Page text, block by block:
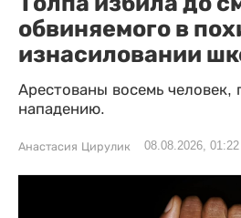
обвиняемого в
изнасиловании
Арестованы восемь человек,
нападению.
Анастасия Цирулик 08.08.2026, 01:22